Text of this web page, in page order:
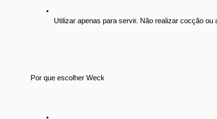
Utilizar apenas para servir. Não realizar cocção ou
Por que escolher Weck